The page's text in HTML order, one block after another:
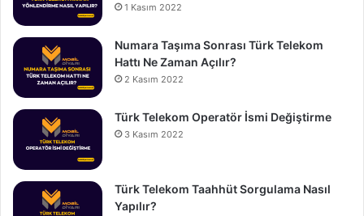
1 Kasım 2022
Numara Taşıma Sonrası Türk Telekom
Hattı Ne Zaman Açılır?
2 Kasım 2022
Türk Telekom Operatör İsmi Değiştirme
3 Kasım 2022
Türk Telekom Taahhüt Sorgulama Nasıl
Yapılır?